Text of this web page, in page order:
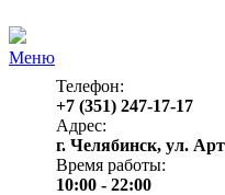
Меню
Телефон:
+7 (351) 247-17-17
Адрес:
г. Челябинск, ул.
Время работы:
10:00 - 22:00